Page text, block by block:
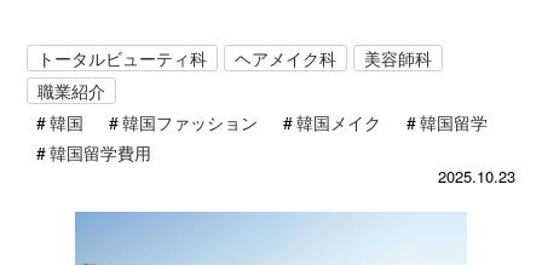
トータルビューティ科 ヘアメイク科
美容師科
職業紹介
韓国
韓国ファッション 韓国メイク
韓国留学
韓国留学費用
2025.10.23